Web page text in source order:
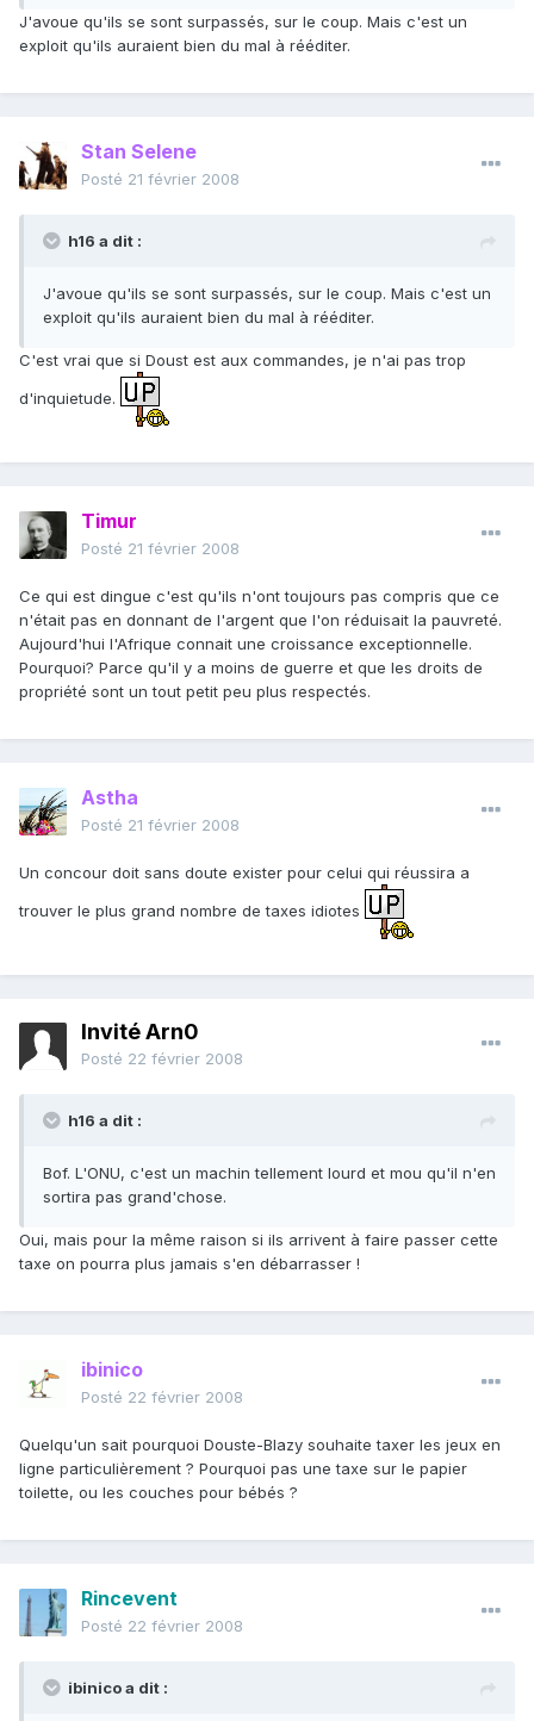
J'avoue qu'ils se sont surpassés, sur le coup. Mais c'est un
exploit qu'ils auraient bien du mal à rééditer.
Stan Selene
Posté 21 février 2008
h16 a dit :
J'avoue qu'ils se sont surpassés, sur le coup. Mais c'est un
exploit qu'ils auraient bien du mal à rééditer.
C'est vrai que si Doust est aux commandes, je n'ai pas trop
d'inquietude.
Timur
Posté 21 février 2008
Ce qui est dingue c'est qu'ils n'ont toujours pas compris que ce
n'était pas en donnant de l'argent que l'on réduisait la pauvreté.
Aujourd'hui l'Afrique connait une croissance exceptionnelle.
Pourquoi? Parce qu'il y a moins de guerre et que les droits de
propriété sont un tout petit peu plus respectés.
Astha
Posté 21 février 2008
Un concour doit sans doute exister pour celui qui réussira a
trouver le plus grand nombre de taxes idiotes
Invité Arn0
Posté 22 février 2008
h16 a dit :
Bof. L'ONU, c'est un machin tellement lourd et mou qu'il n'en
sortira pas grand'chose.
Oui, mais pour la même raison si ils arrivent à faire passer cette
taxe on pourra plus jamais s'en débarrasser !
ibinico
Posté 22 février 2008
Quelqu'un sait pourquoi Douste-Blazy souhaite taxer les jeux en
ligne particulièrement ? Pourquoi pas une taxe sur le papier
toilette, ou les couches pour bébés ?
Rincevent
Posté 22 février 2008
ibinico a dit :